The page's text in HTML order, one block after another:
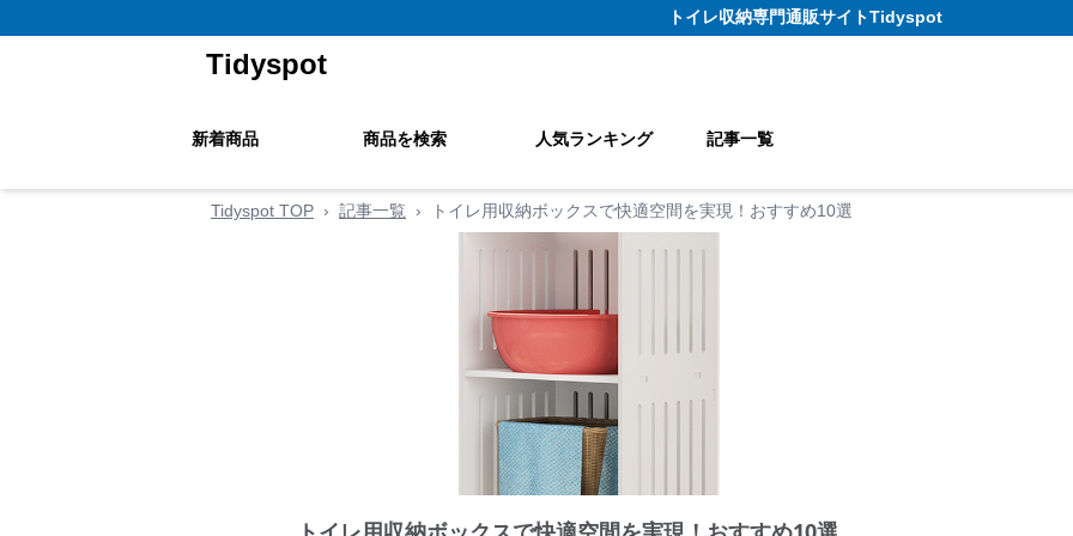
トイレ収納専門通販サイトTidyspot
Tidyspot
新着商品 商品を検索 人気ランキング 記事一覧
Tidyspot TOP › 記事一覧 › トイレ用収納ボックスで快適空間を実現！おすすめ10選